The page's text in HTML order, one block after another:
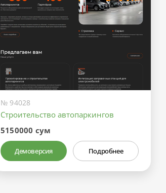
№ 94028
Строительство автопаркингов
5150000 сум
Демоверсия Подробнее